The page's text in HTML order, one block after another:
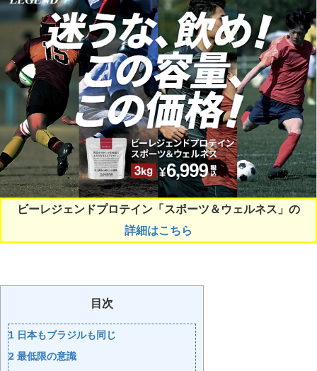
ビーレジェンドプロテイン「スポーツ＆ウェルネス」の
詳細はこちら
目次
1 日本もブラジルも同じ
2 最低限の意識